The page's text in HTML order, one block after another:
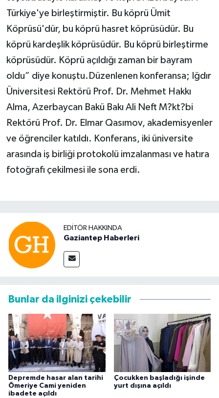
Türkiye'ye birleştirmiştir. Bu köprü Ümit
Köprüsü'dür, bu köprü hasret köprüsüdür. Bu
köprü kardeşlik köprüsüdür. Bu köprü birleştirme
köprüsüdür. Köprü açıldığı zaman bir bayram
oldu” diye konuştu.Düzenlenen konferansa; Iğdır
Üniversitesi Rektörü Prof. Dr. Mehmet Hakkı
Alma, Azerbaycan Bakü Bakı Ali Neft M?kt?bi
Rektörü Prof. Dr. Elmar Qasımov, akademisyenler
ve öğrenciler katıldı. Konferans, iki üniversite
arasında iş birliği protokolü imzalanması ve hatıra
fotoğrafı çekilmesi ile sona erdi.
EDITÖR HAKKINDA
Gaziantep Haberleri
Bunlar da ilginizi çekebilir
Depremde hasar alan tarihi
Ömeriye Cami yeniden
ibadete açıldı
Çocukken başladığı işinde
yurt dışına açıldı